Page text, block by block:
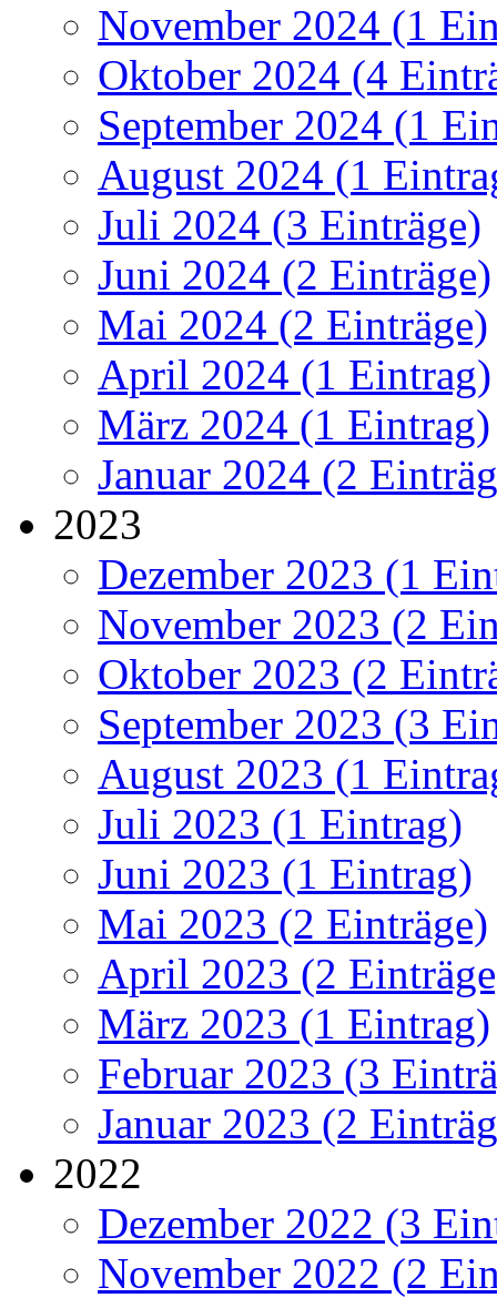
November 2024 (1
Oktober 2024 (4
September 2024 (1
August 2024 (1
Juli 2024 (3 Einträge)
Juni 2024 (2 Einträge)
Mai 2024 (2 Einträge)
April 2024 (1 Eintrag)
März 2024 (1 Eintrag)
Januar 2024 (2
2023
Dezember 2023 (1
November 2023 (2
Oktober 2023 (2
September 2023 (3
August 2023 (1
Juli 2023 (1 Eintrag)
Juni 2023 (1 Eintrag)
Mai 2023 (2 Einträge)
April 2023 (2
März 2023 (1 Eintrag)
Februar 2023 (3
Januar 2023 (2
2022
Dezember 2022 (3
November 2022 (2